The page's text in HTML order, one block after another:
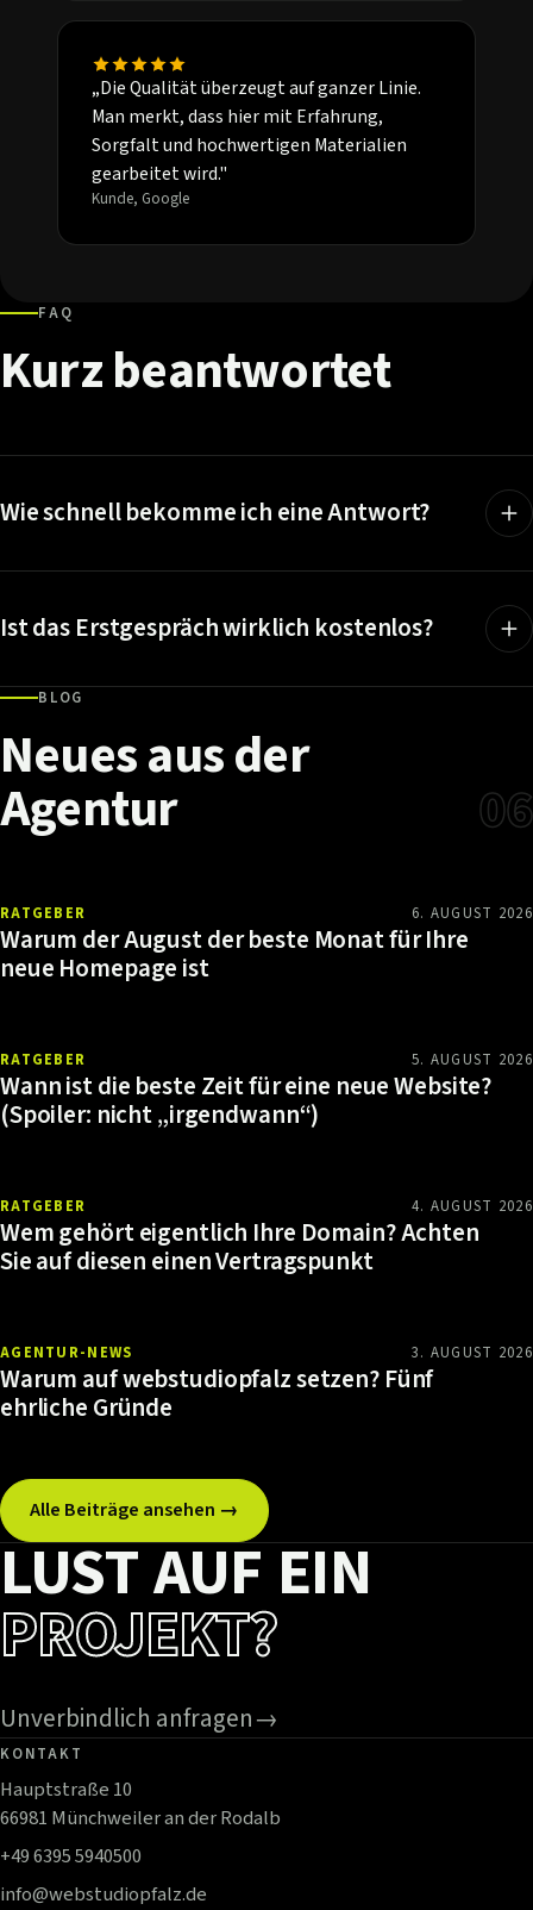
„Die Qualität überzeugt auf ganzer Linie.
Man merkt, dass hier mit Erfahrung,
Sorgfalt und hochwertigen Materialien
gearbeitet wird."
Kunde, Google
FAQ
Kurzbeantwortet
Wie schnell bekomme ich eine Antwort?
Ist das Erstgespräch wirklich kostenlos?
BLOG
Neuesausder
Agentur 06
RATGEBER 6. AUGUST 2026
Warum der August der beste Monat für Ihre
neue Homepage ist
RATGEBER 5. AUGUST 2026
Wann ist die beste Zeit für eine neue Website?
(Spoiler: nicht „irgendwann“)
RATGEBER 4. AUGUST 2026
Wem gehört eigentlich Ihre Domain? Achten
Sie auf diesen einen Vertragspunkt
AGENTUR-NEWS 3. AUGUST 2026
Warum auf webstudiopfalz setzen? Fünf
ehrliche Gründe
Alle Beiträge ansehen →
LUST AUF EIN
PROJEKT?
Unverbindlich anfragen→
KONTAKT
Hauptstraße 10
66981 Münchweiler an der Rodalb
+49 6395 5940500
info@webstudiopfalz.de